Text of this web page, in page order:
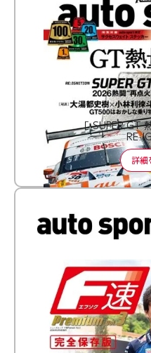
［ SUPER GT
詳細